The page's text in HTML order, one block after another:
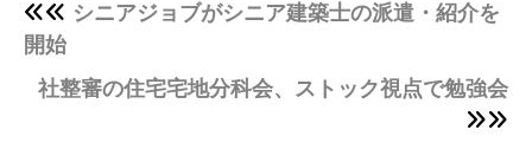
シニアジョブがシニア建築士の派遣・紹介を
開始
社整審の住宅宅地分科会、ストック視点で勉強会